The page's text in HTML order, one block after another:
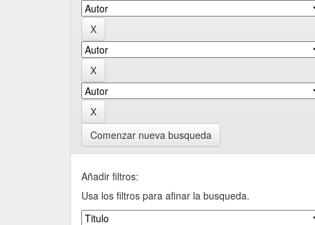
Comenzar nueva busqueda
Añadir filtros:
Usa los filtros para afinar la busqueda.